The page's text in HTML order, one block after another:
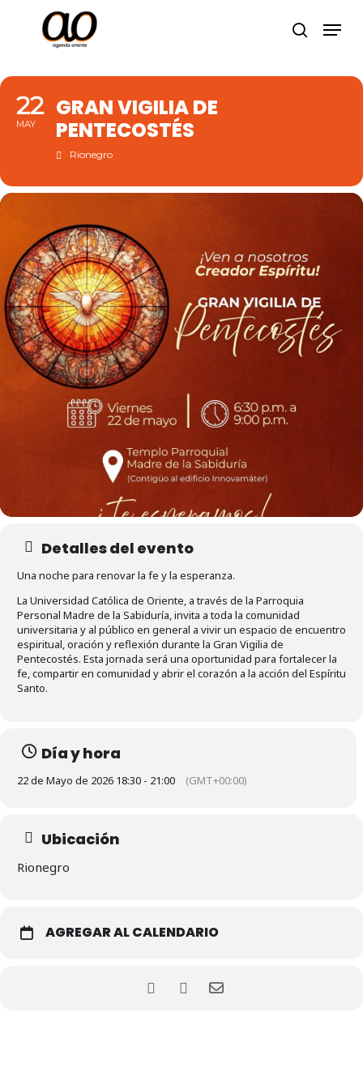
content
search
22
MAY
GRAN VIGILIA DE
PENTECOSTÉS
Rionegro
Detalles del evento
Una noche para renovar la fe y la esperanza.
La Universidad Católica de Oriente, a través de la Parroquia
Personal Madre de la Sabiduría, invita a toda la comunidad
universitaria y al público en general a vivir un espacio de encuentro
espiritual, oración y reflexión durante la Gran Vigilia de
Pentecostés. Esta jornada será una oportunidad para fortalecer la
fe, compartir en comunidad y abrir el corazón a la acción del Espíritu
Santo.
Día y hora
22 de Mayo de 2026 18:30 - 21:00 (GMT+00:00)
Ubicación
Rionegro
AGREGAR AL CALENDARIO